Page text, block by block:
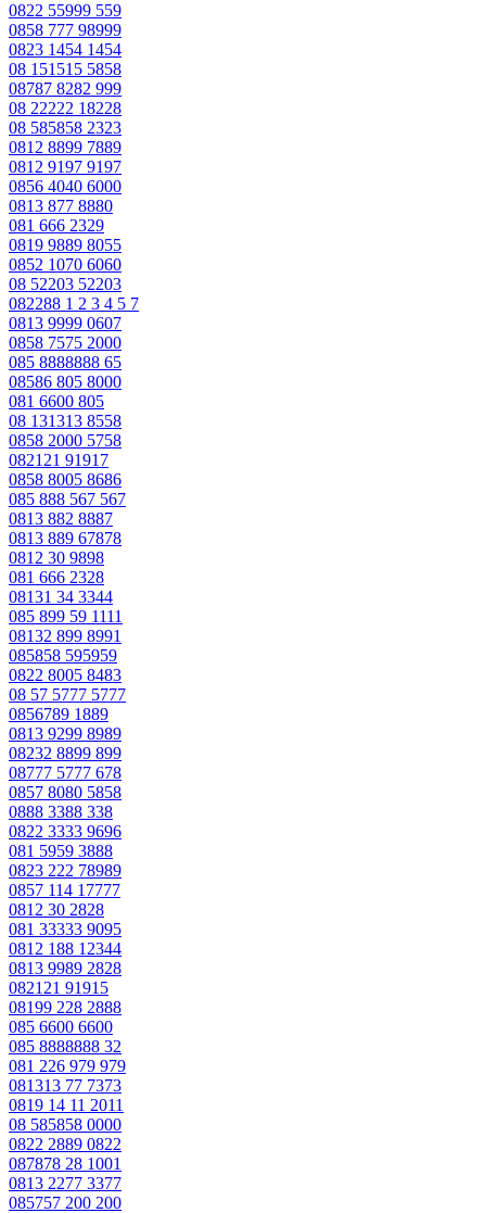
0822 55999 559
0858 777 98999
0823 1454 1454
08 151515 5858
08787 8282 999
08 22222 18228
08 585858 2323
0812 8899 7889
0812 9197 9197
0856 4040 6000
0813 877 8880
081 666 2329
0819 9889 8055
0852 1070 6060
08 52203 52203
082288 1 2 3 4 5 7
0813 9999 0607
0858 7575 2000
085 8888888 65
08586 805 8000
081 6600 805
08 131313 8558
0858 2000 5758
082121 91917
0858 8005 8686
085 888 567 567
0813 882 8887
0813 889 67878
0812 30 9898
081 666 2328
08131 34 3344
085 899 59 1111
08132 899 8991
085858 595959
0822 8005 8483
08 57 5777 5777
0856789 1889
0813 9299 8989
08232 8899 899
08777 5777 678
0857 8080 5858
0888 3388 338
0822 3333 9696
081 5959 3888
0823 222 78989
0857 114 17777
0812 30 2828
081 33333 9095
0812 188 12344
0813 9989 2828
082121 91915
08199 228 2888
085 6600 6600
085 8888888 32
081 226 979 979
081313 77 7373
0819 14 11 2011
08 585858 0000
0822 2889 0822
087878 28 1001
0813 2277 3377
085757 200 200